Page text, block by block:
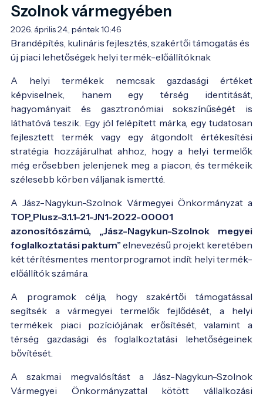
Szolnok vármegyében
2026. április 24., péntek 10:46
Brandépítés, kulináris fejlesztés, szakértői támogatás és
új piaci lehetőségek helyi termék-előállítóknak
A helyi termékek nemcsak gazdasági értéket
képviselnek, hanem egy térség identitását,
hagyományait és gasztronómiai sokszínűségét is
láthatóvá teszik. Egy jól felépített márka, egy tudatosan
fejlesztett termék vagy egy átgondolt értékesítési
stratégia hozzájárulhat ahhoz, hogy a helyi termelők
még erősebben jelenjenek meg a piacon, és termékeik
szélesebb körben váljanak ismertté.
A Jász-Nagykun-Szolnok Vármegyei Önkormányzat a
TOP_Plusz-3.1.1-21-JN1-2022-00001
azonosítószámú, „Jász-Nagykun-Szolnok megyei
foglalkoztatási paktum” elnevezésű projekt keretében
két térítésmentes mentorprogramot indít helyi termék-
előállítók számára.
A programok célja, hogy szakértői támogatással
segítsék a vármegyei termelők fejlődését, a helyi
termékek piaci pozíciójának erősítését, valamint a
térség gazdasági és foglalkoztatási lehetőségeinek
bővítését.
A szakmai megvalósítást a Jász-Nagykun-Szolnok
Vármegyei Önkormányzattal kötött vállalkozási